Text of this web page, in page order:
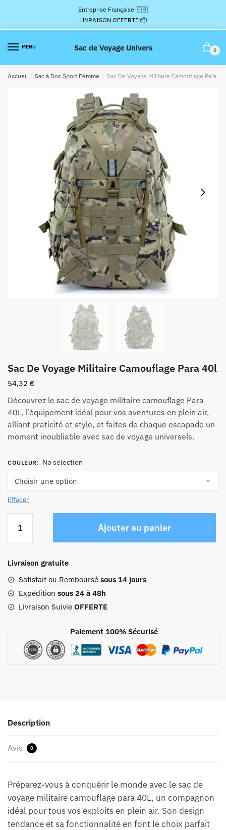
la
navigation
contenu
Entreprise Française 🇫🇷
LIVRAISON OFFERTE 📦
MENU Sac de Voyage Univers 0
Accueil / Sac à Dos Sport Femme / Sac De Voyage Militaire Camouflage Para 40l
Sac De Voyage Militaire Camouflage Para 40l
54,32 €
Découvrez le sac de voyage militaire camouflage Para
40L, l’équipement idéal pour vos aventures en plein air,
alliant praticité et style, et faites de chaque escapade un
moment inoubliable avec sac de voyage universels.
COULEUR: No selection
Effacer
Sac
Voyage
Militaire
Camouflage
Para
Ajouter au panier
Livraison gratuite
Satisfait ou Remboursé sous 14 jours
Expédition sous 24 à 48h
Livraison Suivie OFFERTE
Paiement 100% Sécurisé
Description
Avis 0
Préparez-vous à conquérir le monde avec le sac de
voyage militaire camouflage para 40L, un compagnon
idéal pour tous vos exploits en plein air. Son design
tendance et sa fonctionnalité en font le choix parfait